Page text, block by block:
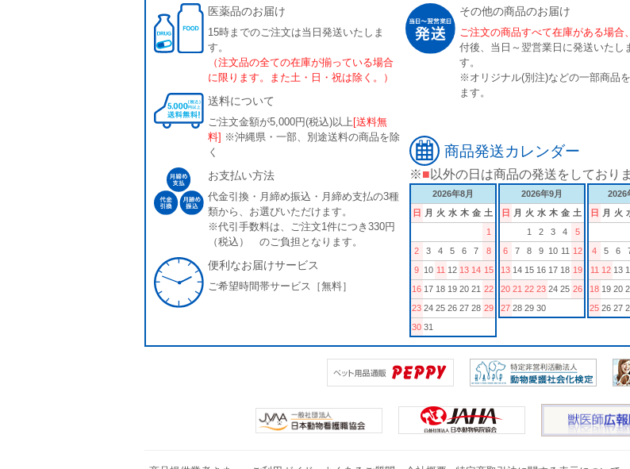
医薬品のお届け
15時までのご注文は当日発送いたしま
す。
（注文品の全ての在庫が揃っている場合
に限ります。また土・日・祝は除く。）
送料について
ご注文金額が5,000円(税込)以上 [送料無
料] ※沖縄県・一部、別途送料の商品を除
く
お支払い方法
代金引換・月締め振込・月締め支払の3種
類から、お選びいただけます。
※代引手数料は、ご注文1件につき330円
（税込） のご負担となります。
便利なお届けサービス
ご希望時間帯サービス［無料］
その他の商品のお届け
ご注文の商品すべて在庫がある場合、
付後、当日～翌営業日に発送いたし
す。
※オリジナル(別注)などの一部商品
ます。
商品発送カレンダー
※■以外の日は商品の発送をしておりま
2026年8月
日 月 火 水 木 金 土
1
2
3 4 5 6 7
8
9 10 11 12 13 14 15
16 17 18 19 20 21 22
23 24 25 26 27 28 29
30 31
2026年9月
日 月 火 水 木 金 土
1
2 3 4
5
6
7 8 9 10 11 12
13 14 15 16 17 18 19
20 21 22 23 24 25 26
27 28 29 30
2026
日 月 火
4
5 6
11 12 13
18 19 20
25 26 27